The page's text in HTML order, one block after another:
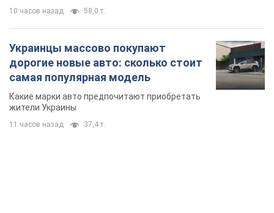
10 часов назад 58,0 т.
Украинцы массово покупают
дорогие новые авто: сколько стоит
самая популярная модель
Какие марки авто предпочитают приобретать
жители Украины
11 часов назад 37,4 т.